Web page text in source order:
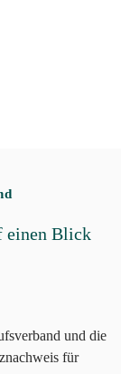
einen Blick
und die
für